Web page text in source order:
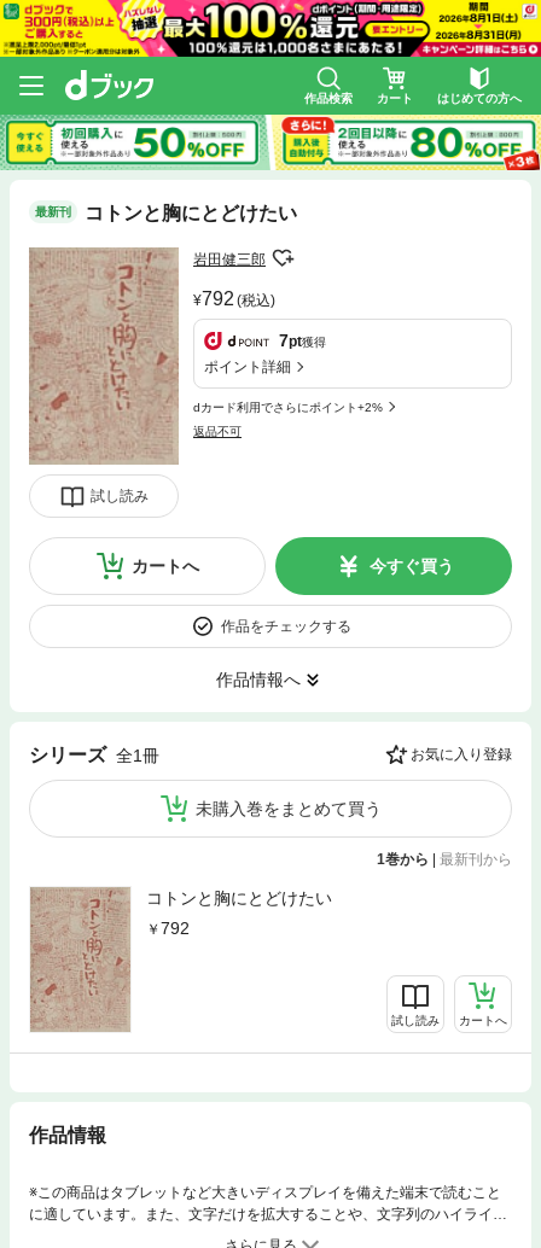
作品検索 カート はじめての方へ
最新刊 コトンと胸にとどけたい
試し読み
岩田健三郎
792 (税込)
7pt獲得
ポイント詳細
dカード利用でさらにポイント+2%
返品不可
カートへ 今すぐ買う
作品をチェックする
作品情報へ
シリーズ 全1冊 お気に入り登録
未購入巻をまとめて買う
1巻から | 最新刊から
コトンと胸にとどけたい
792
試し読み カートへ
作品情報
※この商品はタブレットなど大きいディスプレイを備えた端末で読むこと
に適しています。また、文字だけを拡大することや、文字列のハイライ
ト、検索、辞書の参照、引用などの機能が使用できません。コトンと全国